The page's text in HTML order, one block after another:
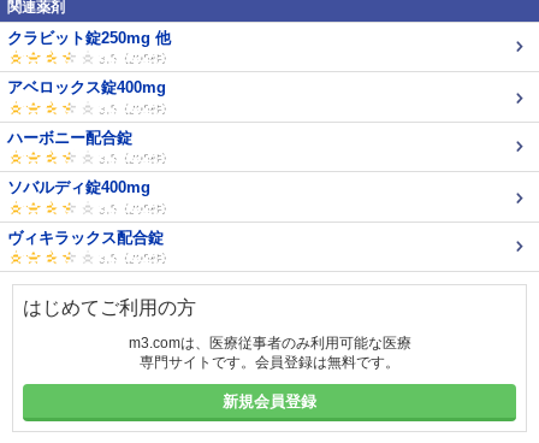
関連薬剤
クラビット錠250mg 他
アベロックス錠400mg
ハーボニー配合錠
ソバルディ錠400mg
ヴィキラックス配合錠
はじめてご利用の方
m3.comは、医療従事者のみ利用可能な医療
専門サイトです。会員登録は無料です。
新規会員登録